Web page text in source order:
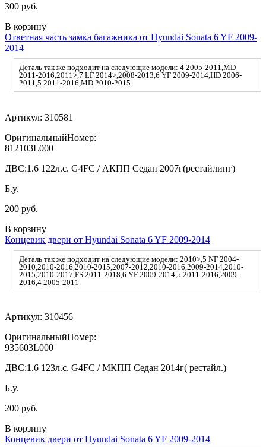
300 руб.
В корзину
Ответная часть замка багажника от Hyundai Sonata 6 YF 2009-
2014
Деталь так же подходит на следующие модели: 4 2005-2011,MD
2011-2016,2011>,7 LF 2014>,2008-2013,6 YF 2009-2014,HD 2006-
2011,5 2011-2016,MD 2010-2015
Артикул: 310581
ОригинальныйНомер:
812103L000
ДВС:1.6 122л.с. G4FC / АКПП Седан 2007г(рестайлинг)
Б.у.
200 руб.
В корзину
Концевик двери от Hyundai Sonata 6 YF 2009-2014
Деталь так же подходит на следующие модели: 2010>,5 NF 2004-
2010,2010-2016,2010-2015,2007-2012,2010-2016,2009-2014,2010-
2015,2010-2017,FS 2011-2018,6 YF 2009-2014,5 2011-2016,2009-
2016,4 2005-2011
Артикул: 310456
ОригинальныйНомер:
935603L000
ДВС:1.6 123л.с. G4FC / МКПП Седан 2014г( рестайл.)
Б.у.
200 руб.
В корзину
Концевик двери от Hyundai Sonata 6 YF 2009-2014